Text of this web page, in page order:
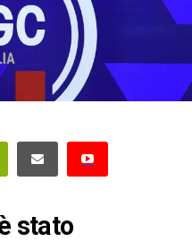
stato